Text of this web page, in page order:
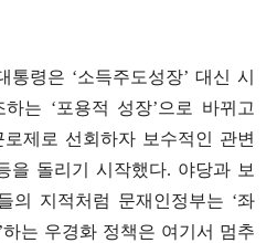
통령은 ‘소득주도성장’ 대신 시
하는 ‘포용적 성장’으로 바뀌고
로제로 선회하자 보수적인 관변
을 돌리기 시작했다. 야당과 보
의 지적처럼 문재인정부는 ‘좌
’하는 우경화 정책은 여기서 멈추